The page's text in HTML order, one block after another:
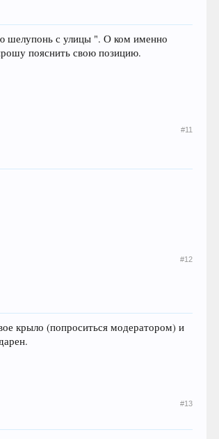
шелупонь с улицы ". О ком именно
пояснить свою позицию.
#11
#12
крыло (попроситься модератором) и
#13